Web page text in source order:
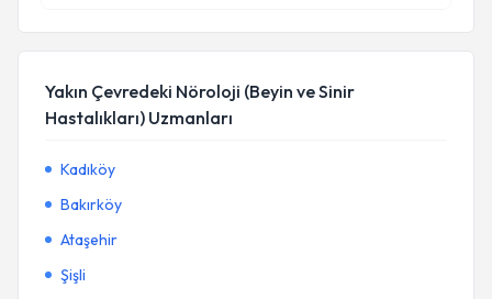
Yakın Çevredeki Nöroloji (Beyin ve Sinir
Hastalıkları) Uzmanları
Kadıköy
Bakırköy
Ataşehir
Şişli